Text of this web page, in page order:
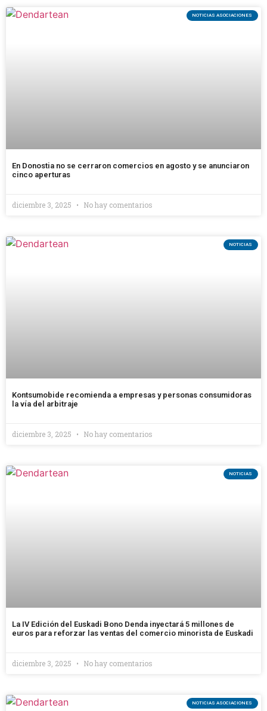
NOTICIAS ASOCIACIONES
En Donostia no se cerraron comercios en agosto y se anunciaron
cinco aperturas
diciembre 3, 2025 No hay comentarios
NOTICIAS
Kontsumobide recomienda a empresas y personas consumidoras
la vía del arbitraje
diciembre 3, 2025 No hay comentarios
NOTICIAS
La IV Edición del Euskadi Bono Denda inyectará 5 millones de
euros para reforzar las ventas del comercio minorista de Euskadi
diciembre 3, 2025 No hay comentarios
NOTICIAS ASOCIACIONES